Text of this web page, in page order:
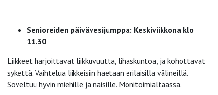
Senioreiden päivävesijumppa: Keskiviikkona klo
11.30
Liikkeet harjoittavat liikkuvuutta, lihaskuntoa, ja kohottavat
sykettä. Vaihtelua liikkeisiin haetaan erilaisilla välineillä.
Soveltuu hyvin miehille ja naisille. Monitoimialtaassa.